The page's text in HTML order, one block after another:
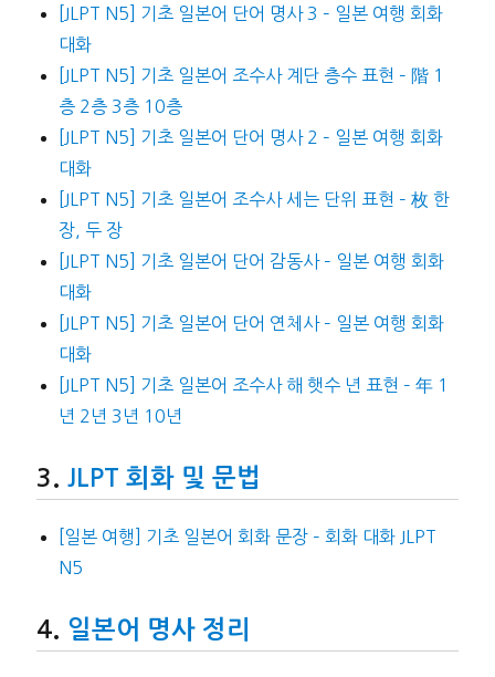
[JLPT N5] 기초 일본어 단어 명사 3 – 일본 여행 회화
대화
[JLPT N5] 기초 일본어 조수사 계단 층수 표현 – 階 1
층 2층 3층 10층
[JLPT N5] 기초 일본어 단어 명사 2 – 일본 여행 회화
대화
[JLPT N5] 기초 일본어 조수사 세는 단위 표현 – 枚 한
장, 두 장
[JLPT N5] 기초 일본어 단어 감동사 – 일본 여행 회화
대화
[JLPT N5] 기초 일본어 단어 연체사 – 일본 여행 회화
대화
[JLPT N5] 기초 일본어 조수사 해 햇수 년 표현 – 年 1
년 2년 3년 10년
JLPT 회화 및 문법
[일본 여행] 기초 일본어 회화 문장 – 회화 대화 JLPT
N5
일본어 명사 정리